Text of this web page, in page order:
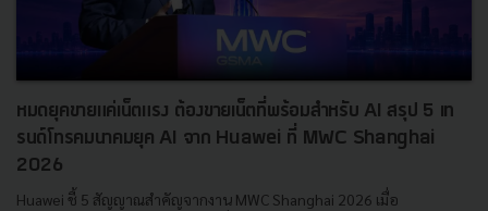
หมดยุคขายแค่เน็ตแรง ต้องขายเน็ตที่พร้อมสำหรับ AI สรุป 5 เท
รนด์โทรคมนาคมยุค AI จาก Huawei ที่ MWC Shanghai
2026
Huawei ชี้ 5 สัญญาณสำคัญจากงาน MWC Shanghai 2026 เมื่อ